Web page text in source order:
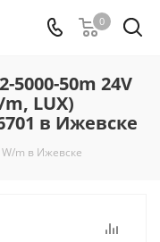
0
5000-50m 24V
m, LUX)
в Ижевске
m в Ижевске